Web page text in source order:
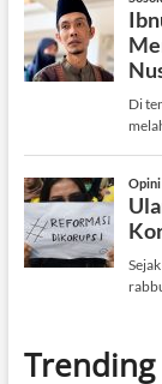
Trending